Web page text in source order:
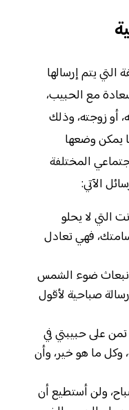
يتم إرسالها
مع الحبيب،
أو زوجته، وذلك
يمكن وضعها
المختلفة
الآتي:
التي لا يحلو
فهي تعادل
ضوء الشمس
صباحية لأقول
على حبيبتي في
وكل ما هو خير، وأن
ولن أستطيع أن